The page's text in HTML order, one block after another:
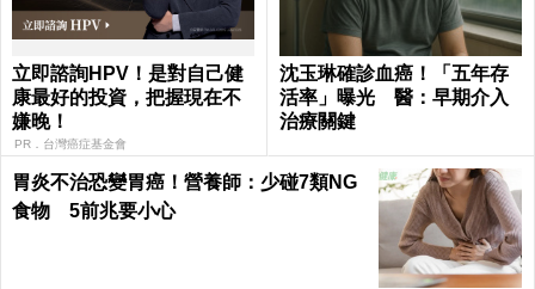
立即諮詢HPV！是對自己健
康最好的投資，把握現在不
嫌晚！
PR．台灣癌症基金會
沈玉琳確診血癌！「五年存
活率」曝光 醫：早期介入
治療關鍵
胃炎不治恐變胃癌！營養師：少碰7類NG
食物 5前兆要小心